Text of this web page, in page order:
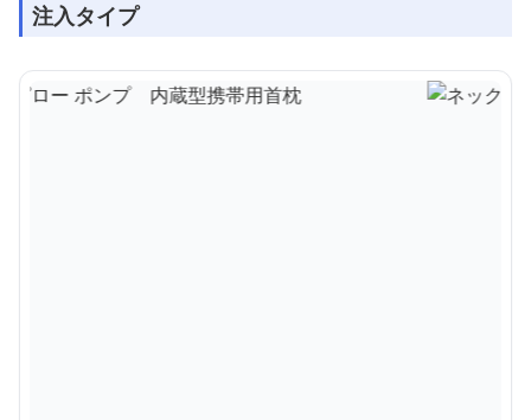
注入タイプ